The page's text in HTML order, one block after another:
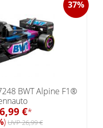
37%
BWT Alpine F1®
€*
) UVP 26,99 €